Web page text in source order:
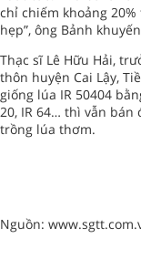
chỉ chiếm khoảng
hẹp”, ông Bảnh
Thạc sĩ Lê Hữu Hải,
thôn huyện Cai Lậy,
giống lúa IR 50404
20, IR 64… thì vẫn bán
trồng lúa thơm.
Nguồn: